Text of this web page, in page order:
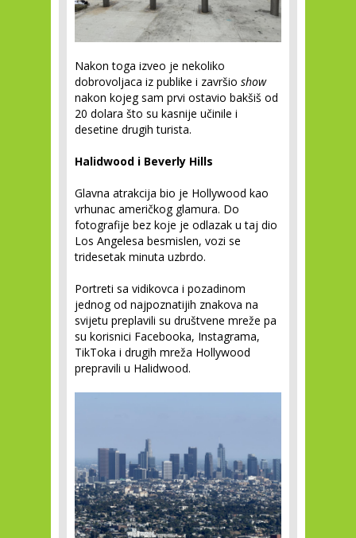
Nakon toga izveo je nekoliko
dobrovoljaca iz publike i završio show
nakon kojeg sam prvi ostavio bakšiš od
20 dolara što su kasnije učinile i
desetine drugih turista.
Halidwood i Beverly Hills
Glavna atrakcija bio je Hollywood kao
vrhunac američkog glamura. Do
fotografije bez koje je odlazak u taj dio
Los Angelesa besmislen, vozi se
tridesetak minuta uzbrdo.
Portreti sa vidikovca i pozadinom
jednog od najpoznatijih znakova na
svijetu preplavili su društvene mreže pa
su korisnici Facebooka, Instagrama,
TikToka i drugih mreža Hollywood
prepravili u Halidwood.